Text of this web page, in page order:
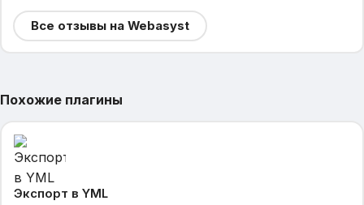
Все отзывы на Webasyst
Похожие плагины
Экспорт в YML